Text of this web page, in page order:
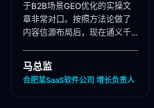
于B2B场景GEO优化的实操文
章非常对口。按照方法论做了
内容信源布局后，现在通义千
们出现频率大幅提升！"
马总监
合肥某SaaS软件公司 增长负责人